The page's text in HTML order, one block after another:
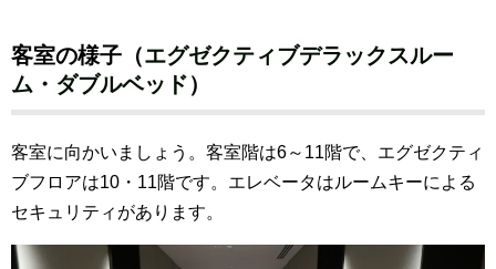
客室の様子（エグゼクティブデラックスルー
ム・ダブルベッド）
客室に向かいましょう。客室階は6～11階で、エグゼクティ
ブフロアは10・11階です。 エレベータはルームキーによる
セキュリティがあります。